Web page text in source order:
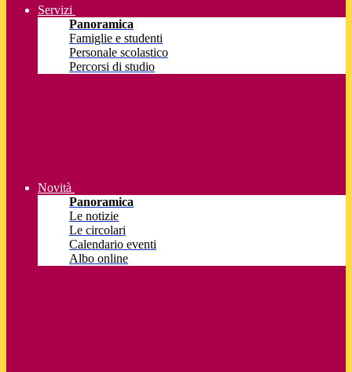
Servizi
Panoramica
Famiglie e studenti
Personale scolastico
Percorsi di studio
Novità
Panoramica
Le notizie
Le circolari
Calendario eventi
Albo online